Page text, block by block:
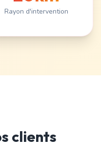
Rayon d'intervention
clients